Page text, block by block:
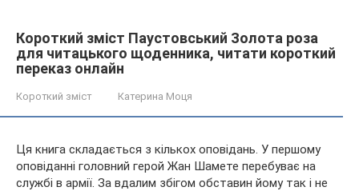
Короткий зміст Паустовський Золота роза
для читацького щоденника, читати короткий
переказ онлайн
Короткий зміст Катерина Моця
Ця книга складається з кількох оповідань. У першому
оповіданні головний герой Жан Шамете перебуває на
службі в армії. За вдалим збігом обставин йому так і не